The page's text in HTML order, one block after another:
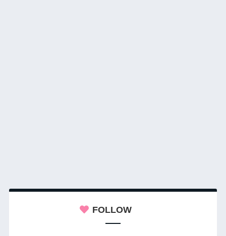
FOLLOW